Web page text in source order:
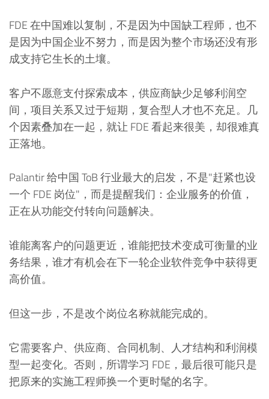
FDE 在中国难以复制，不是因为中国缺工程师，也不
是因为中国企业不努力，而是因为整个市场还没有形
成支持它生长的土壤。
客户不愿意支付探索成本，供应商缺少足够利润空
间，项目关系又过于短期，复合型人才也不充足。几
个因素叠加在一起，就让 FDE 看起来很美，却很难真
正落地。
Palantir 给中国 ToB 行业最大的启发，不是"赶紧也设
一个 FDE 岗位"，而是提醒我们：企业服务的价值，
正在从功能交付转向问题解决。
谁能离客户的问题更近，谁能把技术变成可衡量的业
务结果，谁才有机会在下一轮企业软件竞争中获得更
高价值。
但这一步，不是改个岗位名称就能完成的。
它需要客户、供应商、合同机制、人才结构和利润模
型一起变化。否则，所谓学习 FDE，最后很可能只是
把原来的实施工程师换一个更时髦的名字。